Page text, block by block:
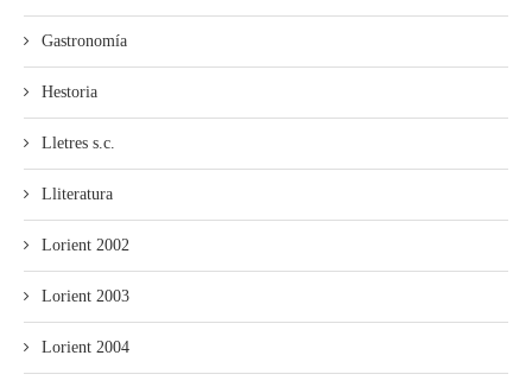
Gastronomía
Hestoria
Lletres s.c.
Lliteratura
Lorient 2002
Lorient 2003
Lorient 2004